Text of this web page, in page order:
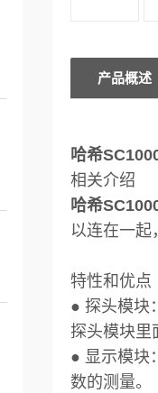
产品概述
哈希
相关介绍
哈希
以连在一起
特性和优点
● 探头模块
探头模块里
● 显示模块
数的测量。